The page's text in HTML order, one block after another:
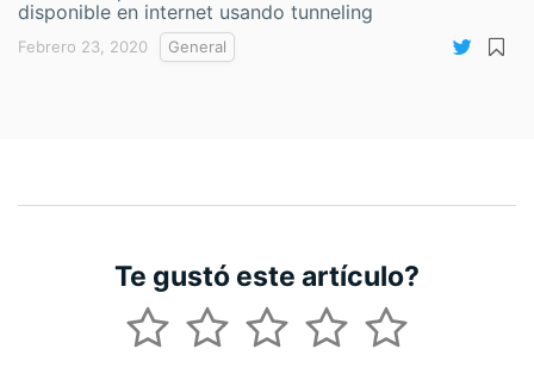
disponible en internet usando tunneling
Febrero 23, 2020 General
Te gustó este artículo?